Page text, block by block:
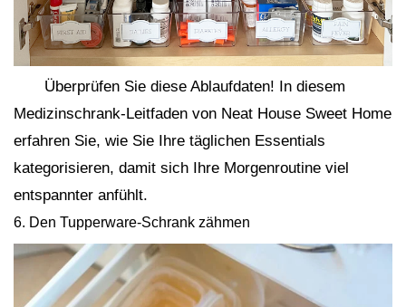
Überprüfen Sie diese Ablaufdaten! In diesem
Medizinschrank-Leitfaden von Neat House Sweet Home
erfahren Sie, wie Sie Ihre täglichen Essentials
kategorisieren, damit sich Ihre Morgenroutine viel
entspannter anfühlt.
6. Den Tupperware-Schrank zähmen